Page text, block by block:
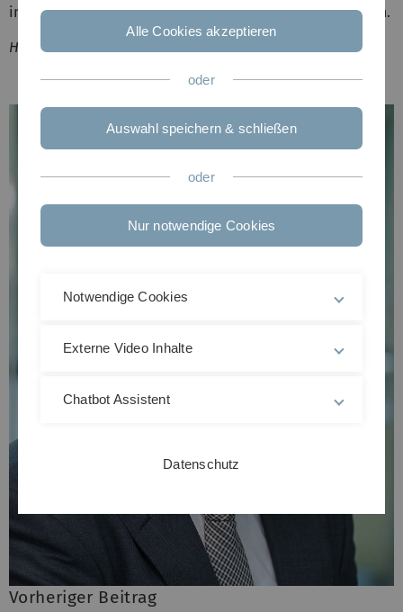
im Februar 2020 bei der Jahrestagung der ORS stattfinden.
Herzlichen Glückwunsch!
Vorheriger Beitrag
Alle Cookies akzeptieren
oder
Auswahl speichern & schließen
oder
Nur notwendige Cookies
Notwendige Cookies
Externe Video Inhalte
Chatbot Assistent
Datenschutz